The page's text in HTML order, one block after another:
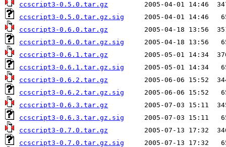
ccscript3-0.5.0.tar.gz
ccscript3-0.5.0.tar.gz.sig
ccscript3-0.6.0.tar.gz
ccscript3-0.6.0.tar.gz.sig
ccscript3-0.6.1.tar.gz
ccscript3-0.6.1.tar.gz.sig
ccscript3-0.6.2.tar.gz
ccscript3-0.6.2.tar.gz.sig
ccscript3-0.6.3.tar.gz
ccscript3-0.6.3.tar.gz.sig
ccscript3-0.7.0.tar.gz
ccscript3-0.7.0.tar.gz.sig